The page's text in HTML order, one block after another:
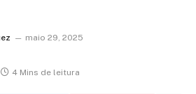
maio 29, 2025
4 Mins de leitura